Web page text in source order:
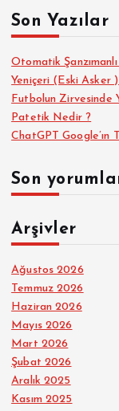
:Son Yazılar
Otomatik
Yeniçeri (Eski Asker
Futbolun Zirvesinde
Patetik Nedir ?
ChatGPT Google’ın
Son
Arşivler
Ağustos 2026
Temmuz 2026
Haziran 2026
Mayıs 2026
Mart 2026
Şubat 2026
Aralık 2025
Kasım 2025